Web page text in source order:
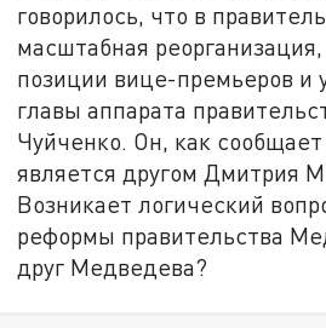
говорилось, что в
масштабная
позиции вице-премьеров и
главы аппарата
Чуйченко. Он, как
является другом Дмитрия
Возникает логический
реформы правительства
друг Медведева?